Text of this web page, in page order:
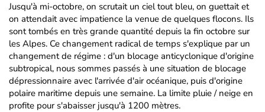
Jusqu'à mi-octobre, on scrutait un ciel tout bleu, on guettait et
on attendait avec impatience la venue de quelques flocons. Ils
sont tombés en très grande quantité depuis la fin octobre sur
les Alpes. Ce changement radical de temps s'explique par un
changement de régime : d'un blocage anticyclonique d'origine
subtropical, nous sommes passés à une situation de blocage
dépressionnaire avec l'arrivée d'air océanique, puis d'origine
polaire maritime depuis une semaine. La limite pluie / neige en
profite pour s'abaisser jusqu'à 1200 mètres.